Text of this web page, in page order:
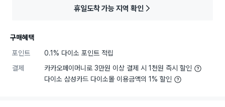
휴일도착 가능 지역 확인
구매혜택
포인트
0.1% 다이소 포인트 적립
결제
카카오페이머니로 3만원 이상 결제 시 1천원 즉시 할인
다이소 삼성카드 다이소몰 이용금액의 1% 할인